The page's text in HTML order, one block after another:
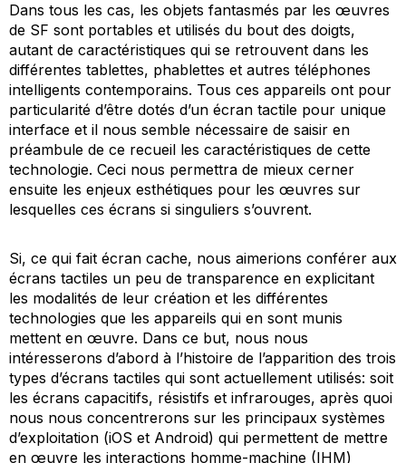
Dans tous les cas, les objets fantasmés par les œuvres
de SF sont portables et utilisés du bout des doigts,
autant de caractéristiques qui se retrouvent dans les
différentes tablettes, phablettes et autres téléphones
intelligents contemporains. Tous ces appareils ont pour
particularité d’être dotés d’un écran tactile pour unique
interface et il nous semble nécessaire de saisir en
préambule de ce recueil les caractéristiques de cette
technologie. Ceci nous permettra de mieux cerner
ensuite les enjeux esthétiques pour les œuvres sur
lesquelles ces écrans si singuliers s’ouvrent.
Si, ce qui fait écran cache, nous aimerions conférer aux
écrans tactiles un peu de transparence en explicitant
les modalités de leur création et les différentes
technologies que les appareils qui en sont munis
mettent en œuvre. Dans ce but, nous nous
intéresserons d’abord à l’histoire de l’apparition des trois
types d’écrans tactiles qui sont actuellement utilisés: soit
les écrans capacitifs, résistifs et infrarouges, après quoi
nous nous concentrerons sur les principaux systèmes
d’exploitation (iOS et Android) qui permettent de mettre
en œuvre les interactions homme-machine (IHM)